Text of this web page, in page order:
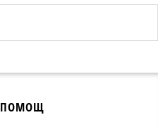
ПОМОЩ